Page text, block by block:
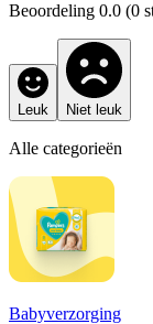
Beoordeling 0.0 (0
Leuk Niet leuk
Alle categorieën
Babyverzorging